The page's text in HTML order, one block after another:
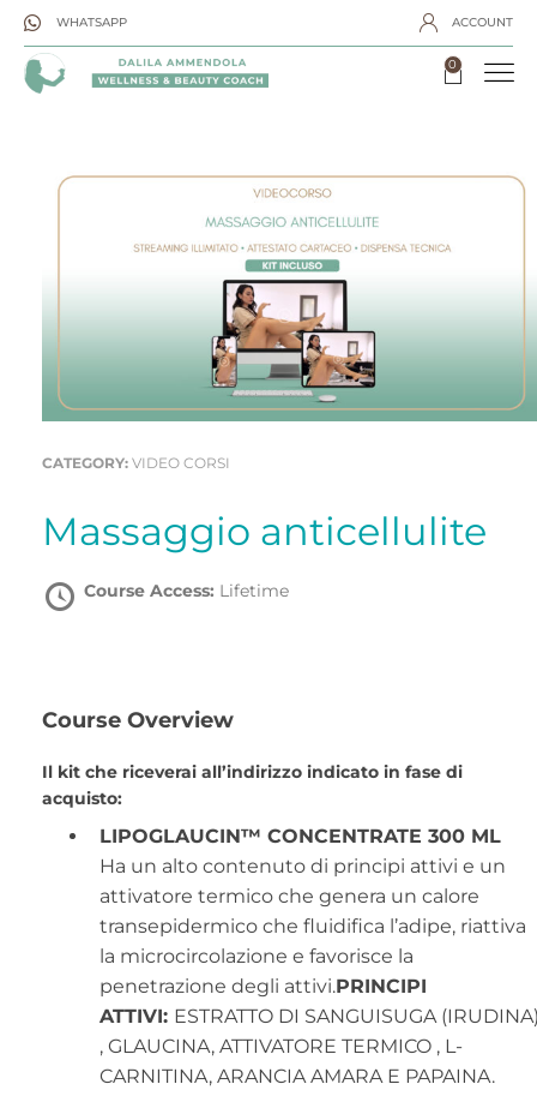
WHATSAPP ACCOUNT
0
CATEGORY: VIDEO CORSI
Massaggio anticellulite
Course Access: Lifetime
Course Overview
Il kit che riceverai all’indirizzo indicato in fase di
acquisto:
LIPOGLAUCIN™ CONCENTRATE 300 ML
Ha un alto contenuto di principi attivi e un
attivatore termico che genera un calore
transepidermico che fluidifica l’adipe, riattiva
la microcircolazione e favorisce la
penetrazione degli attivi.PRINCIPI
ATTIVI: ESTRATTO DI SANGUISUGA
, GLAUCINA, ATTIVATORE TERMICO , L-
CARNITINA, ARANCIA AMARA E PAPAINA.